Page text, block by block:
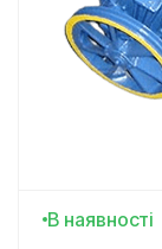
В наявності